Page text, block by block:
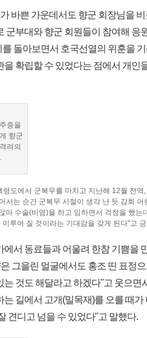
바쁜 가운데서도 향군 회장님을
군부대와 향군 회원들이 참여해 응
돌아보면서 호국선열의 위훈을
을 확립할 수 있었다는 점에서 개인
증을
향군
려의
도에서 군복무를 마치고 지난해 12월 전
서는 순간 군복무 시절이 생각 난 듯 감회
아 수술(비염)을 하고 임하면서 걱정을 했
루어 질 것이라는 기대감을 갖게 된다"고
에서 동료들과 어울려 한참 기쁨을
그을린 얼굴에서도 홍조 띤 표정
는 것도 해달라고 하겠다"고 웃으면
는 길에서 고개(밀목재)를 오를 때
견디고 넘을 수 있었다"고 말했다.